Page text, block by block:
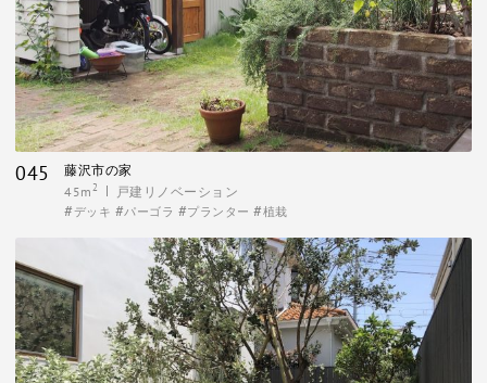
045
藤沢市の家
45m 2 戸建リノベーション
デッキ パーゴラ プランター 植栽